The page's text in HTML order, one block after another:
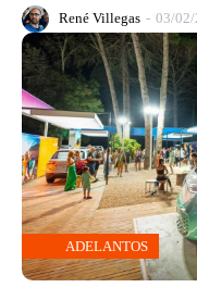
René Villegas - 03/02/
ADELANTOS